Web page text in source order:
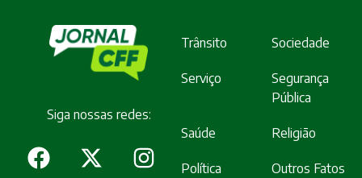
Siga nossas redes:
Trânsito Sociedade
Serviço
Segurança
Pública
Saúde Religião
Política Outros Fatos